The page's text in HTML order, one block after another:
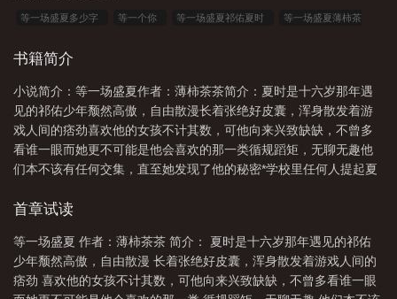
等一场盛夏多少字 等一个你 等一场盛夏祁佑夏时 等一场盛夏薄柿茶
TXT百度
夏全文TXT 一场盛夏歌词 一场等待 等一场盛夏笔趣阁bqg9527 等一场
盛夏是悲剧吗 等一场盛夏tXt百度 一场盛夏歌曲 等一场盛夏笔趣阁在线阅
读 候一场来日方长意思 等一场盛夏TXT百度 等一场盛夏实体书 等一场
盛夏笔趣阁 盛夏等你 等一场盛世极光 等一场盛夏by薄柿茶茶 等一场
阅读 等一场盛夏免费阅读 等一场盛夏免费全文观看 等一场盛夏晋江文学
城 等一场盛世极光候一场来日方长是什么意思 等一场盛世极光守一场来日方长
书籍简介
小说简介：等一场盛夏作者：薄柿茶茶简介：夏时是十六岁那年遇
见的祁佑少年颓然高傲，自由散漫长着张绝好皮囊，浑身散发着游
戏人间的痞劲喜欢他的女孩不计其数，可他向来兴致缺缺，不曾多
看谁一眼而她更不可能是他会喜欢的那一类循规蹈矩，无聊无趣他
们本不该有任何交集，直至她发现了他的秘密*学校里任何人提起夏
首章试读
等一场盛夏 作者：薄柿茶茶 简介： 夏时是十六岁那年遇见的祁佑
少年颓然高傲，自由散漫 长着张绝好皮囊，浑身散发着游戏人间的
痞劲 喜欢他的女孩不计其数，可他向来兴致缺缺，不曾多看谁一眼